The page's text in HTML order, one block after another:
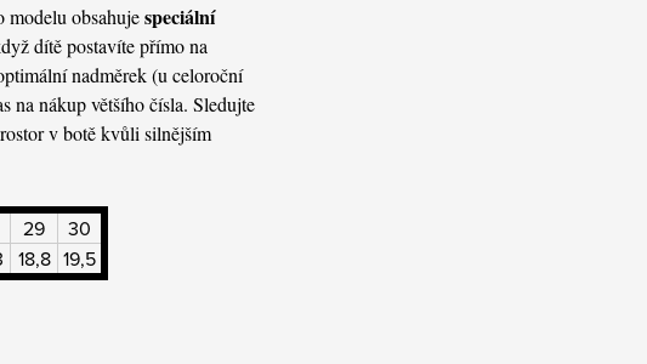
modelu obsahujespeciální
dítě postavíte přímo na
nadměrek (u celoroční
na nákup většího čísla. Sledujte
v botě kvůli silnějším
29
30
18,8 19,5